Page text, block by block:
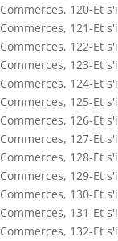
Commerces, 120-Et
Commerces, 121-Et
Commerces, 122-Et
Commerces, 123-Et
Commerces, 124-Et
Commerces, 125-Et
Commerces, 126-Et
Commerces, 127-Et
Commerces, 128-Et
Commerces, 129-Et
Commerces, 130-Et
Commerces, 131-Et
Commerces, 132-Et